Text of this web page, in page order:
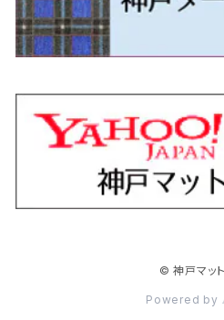
H24/5～R1/10（後期）
H24/8～H30/3 180系
カムリ
H24/5～ 160系
カローラ・クロス
カローラ・スポーツ
H13/6～H18/11 V35
H26/2～ V37
スカイライン・クロスオーバー
H11/6～H16/10 Y34
H1/6～H11/6 Y30
セレナ
H22/11～H28/9 C26
H24/12～H29/5 LA300/310
レヴォーグ
H15/6～R2/8 BN/BM/BL系
レガシィアウトバック
H15/10～ BP/BR/BS/BT系
レガシィツーリングワゴン
H20/7～30/3 CC系
ファミリア バン
H30/6～ 160系
H24/10～ MJ系
フレアクロスオーバー
H26/1～ MS系
H23/9～ LA300系
ミラ・ココア
H30/6～ LA550/560S
ムーヴ
H26/12～R5/7 LA150/160S
ムーヴキャンバス
H23/12～
H25/3～R5/11
R5/11～ MK54S・MK94S
スペーシアベース
H23/1～H27/8 MA15S
H27/8～R2/12 MA26/36/46S
ハスラー
H26/1～ MR系
H23/10～H31/4 BM20 7人乗
デリカＤ：５
R5/5～ B30系/BA系
パジェロ
H18/10～R1/8 7人乗ロング V90系
R6/3～ DG5
ZR-V
H11/6～H30/7 バン HH5・HH6
H21/12～R3/4 トラック
アコード・アコードハイブリッド
H25/6～R2/2 CR系
H30/3～ AW系
H27/4～
© 神戸マッ
Powered by